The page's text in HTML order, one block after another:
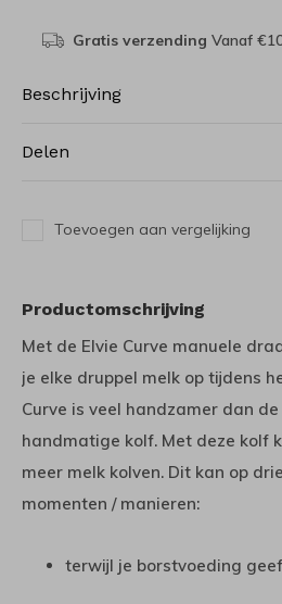
Gratis verzending Vanaf
Beschrijving
Delen
Toevoegen aan vergelijking
Productomschrijving
Met de Elvie Curve manuele
je elke druppel melk op tijdens
Curve is veel handzamer dan
handmatige kolf. Met deze kolf
meer melk kolven. Dit kan op
momenten / manieren:
terwijl je borstvoeding